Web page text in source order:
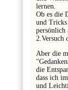
lernen.
Ob es die
und Tricks
persönlich
2.Versuch
Aber die
die
dass ich
und